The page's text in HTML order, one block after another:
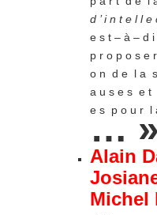
d ’ i n t e l l
e s t – à – d
p r o p o s e
o n d e l a s
a u s e s e t
e s p o u r l
… »
Alain
Michel